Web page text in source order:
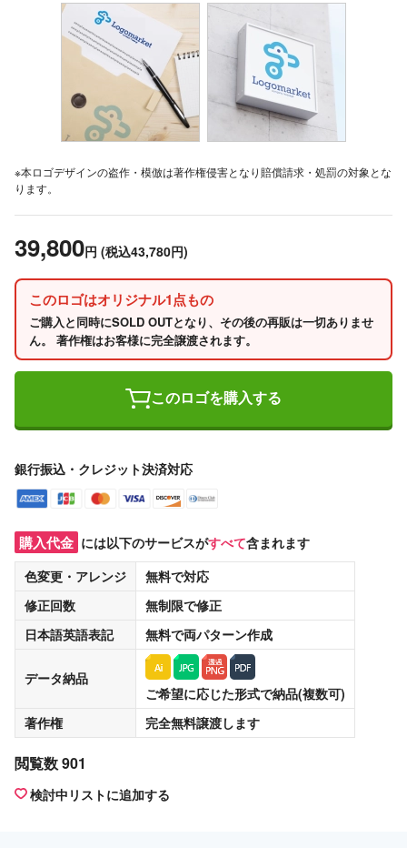
※本ロゴデザインの盗作・模倣は著作権侵害となり賠償請求・処罰の対象とな
ります。
39,800円 (税込43,780円)
このロゴはオリジナル1点もの
ご購入と同時にSOLD OUTとなり、その後の再販は一切ありませ
ん。 著作権はお客様に完全譲渡されます。
このロゴを購入する
銀行振込・クレジット決済対応
購入代金 には以下のサービスがすべて含まれます
色変更・アレンジ
無料で対応
修正回数
無制限で修正
日本語英語表記
無料で両パターン作成
データ納品
ご希望に応じた形式で納品(複数可)
著作権
完全無料譲渡します
閲覧数 901
検討中リストに追加する